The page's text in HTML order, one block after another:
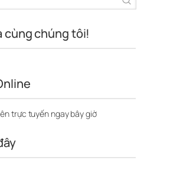
cùng chúng tôi!
trực tuyến ngay bây giờ